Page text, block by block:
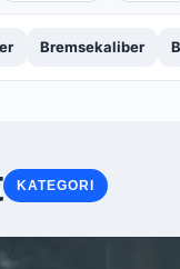
Bremsekaliber
KATEGORI